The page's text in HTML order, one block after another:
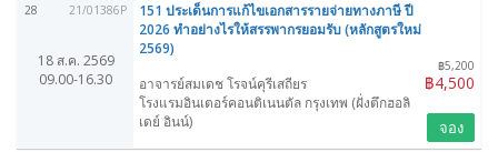
28 21/01386P
18 ส.ค. 2569
09.00-16.30
151 ประเด็นการแก้ไขเอกสารรายจ่ายทางภาษี ปี
2026 ทำอย่างไรให้สรรพากรยอมรับ (หลักสูตรใหม่
2569)
฿5,200
฿4,500
อาจารย์สมเดช โรจน์คุรีเสถียร
โรงแรมอินเตอร์คอนติเนนตัล กรุงเทพ (ฝั่งตึกฮอลิ
เดย์ อินน์)
จอง